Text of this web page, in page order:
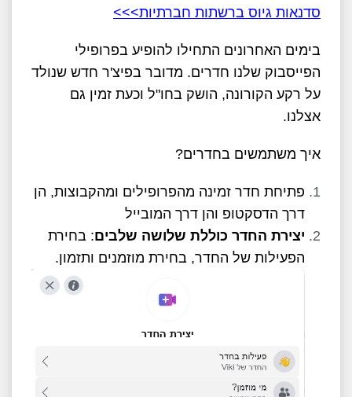
סדנאות גיוס ברשתות חברתיות>>>
בימים האחרונים התחילו להופיע בפרופילי
הפייסבוק שלנו חדרים. מדובר בפיצ'ר חדש שנולד
על רקע הקורונה, הושק בחו"ל וכעת זמין גם
אצלנו.
איך משתמשים בחדרים?
פתיחת חדר זמינה מהפרופילים ומהקבוצות, הן
דרך הדסקטופ והן דרך המובייל
יצירת החדר כוללת שלושה שלבים: בחירת
הפעילות של החדר, בחירת מוזמנים ותזמון.